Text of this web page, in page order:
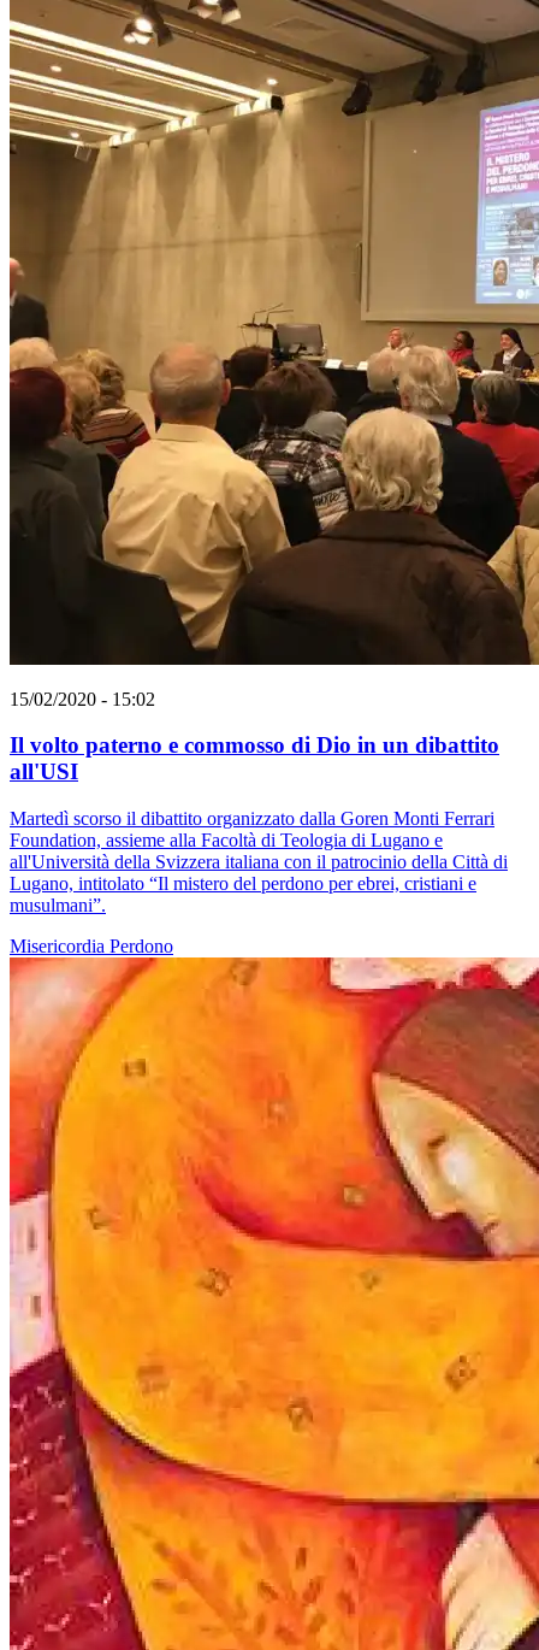
15/02/2020 - 15:02
Il volto paterno e commosso di Dio in un dibattito
all'USI
Martedì scorso il dibattito organizzato dalla Goren Monti Ferrari
Foundation, assieme alla Facoltà di Teologia di Lugano e
all'Università della Svizzera italiana con il patrocinio della Città di
Lugano, intitolato “Il mistero del perdono per ebrei, cristiani e
musulmani”.
Misericordia Perdono